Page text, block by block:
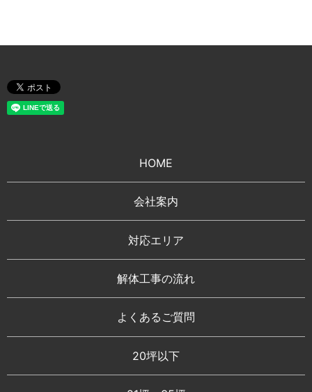
HOME
会社案内
対応エリア
解体工事の流れ
よくあるご質問
20坪以下